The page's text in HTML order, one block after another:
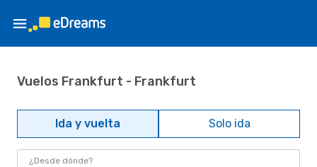
Vuelos Frankfurt - Frankfurt
Ida y vuelta Solo ida
¿Desde dónde?